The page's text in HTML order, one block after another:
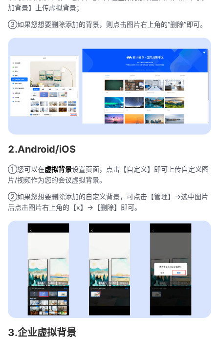
加背景】上传虚拟背景；
③如果您想要删除添加的背景，则点击图片右上角的“删除”即可。
2.Android/iOS
①您可以在虚拟背景设置页面，点击【自定义】即可上传自定义图
片/视频作为您的会议虚拟背景。
②如果您想要删除添加的自定义背景，可点击【管理】->选中图片
后点击图片右上角的【x】->【删除】即可。
3.企业虚拟背景